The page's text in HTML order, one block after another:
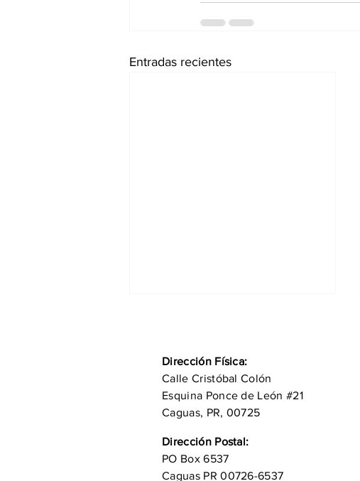
Entradas recientes
mañana
Dirección Física:
Calle Cristóbal Colón
Esquina Ponce de León #21
Caguas, PR, 00725
Dirección Postal:
PO Box 6537
Caguas PR 00726-6537